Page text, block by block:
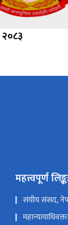
महत्त्वपूर्ण
संघीय संसद,